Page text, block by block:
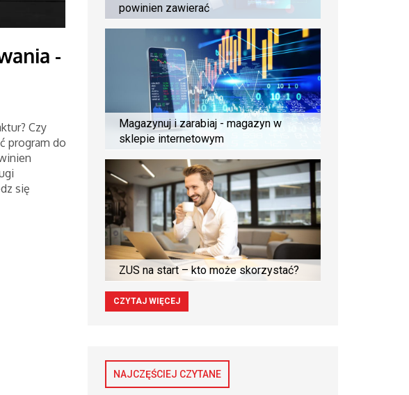
-
Czy
program do
się
powinien zawierać
Magazynuj i zarabiaj - magazyn w
sklepie internetowym
ZUS na start – kto może skorzystać?
CZYTAJ WIĘCEJ
NAJCZĘŚCIEJ CZYTANE